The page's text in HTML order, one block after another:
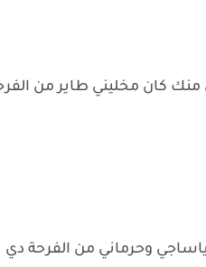
منك كان مخليني طاير من
وحرماني من الفرحة دي